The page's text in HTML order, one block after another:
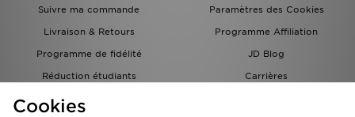
Suivre ma commande
Paramètres des Cookies
Livraison & Retours
Programme Affiliation
Programme de fidélité
JD Blog
Réduction étudiants
Carrières
Carte Cadeau
Cookies